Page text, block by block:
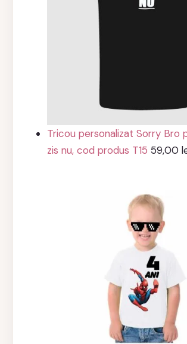
Tricou personalizat Sorry Bro
zis nu, cod produs T15 59,00